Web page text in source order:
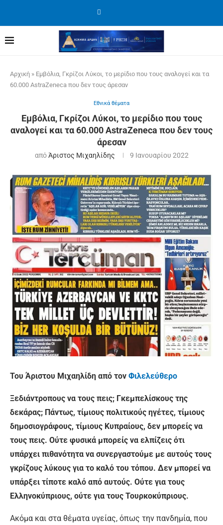
Αρχική » Εμβόλια, Γκρίζοι Λύκοι, το μερίδιο που τους αναλογεί και τα
60.000 AstraZeneca που δεν τους άρεσαν
Εθνικά θέματα
Εμβόλια, Γκρίζοι Λύκοι, το μερίδιο που τους
αναλογεί και τα 60.000 AstraZeneca που δεν τους
άρεσαν
απόΆριστος Μιχαηλίδης 9 Ιανουαρίου 2022
Του Άριστου Μιχαηλίδη από τον Φιλελεύθερο
Ξεδιάντροπους να τους πεις; Γκεμπελίσκους της
δεκάρας; Πάντως, τίμιους πολιτικούς ηγέτες, τίμιους
δημοσιογράφους, τίμιους Κυπραίους, δεν μπορείς να
τους πεις. Ούτε φυσικά μπορείς να ελπίζεις ότι
υπάρχει πιθανότητα να συνεργαστούμε με αυτούς τους
γκρίζους λύκους για το καλό του τόπου. Δεν μπορεί να
υπάρξει τίποτε καλό από αυτούς. Ούτε για τους
Ελληνοκύπριους, ούτε για τους Τουρκοκύπριους.
Ακόμα και στα θέματα υγείας, όπως την πανδημία, που